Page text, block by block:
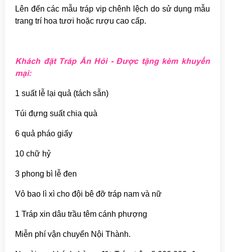
Lên đến các mẫu tráp vip chênh lệch do sử dụng mẫu
trang trí hoa tươi hoặc rượu cao cấp.
Khách đặt Tráp Ăn Hỏi - Được tặng kèm khuyến
mại:
1 suất lễ lại quả (tách sẵn)
Túi đựng suất chia quà
6 quả pháo giấy
10 chữ hỷ
3 phong bì lễ đen
Vỏ bao lì xì cho đội bê đỡ tráp nam và nữ
1 Tráp xin dâu trầu têm cánh phượng
Miễn phí vận chuyển Nội Thành.